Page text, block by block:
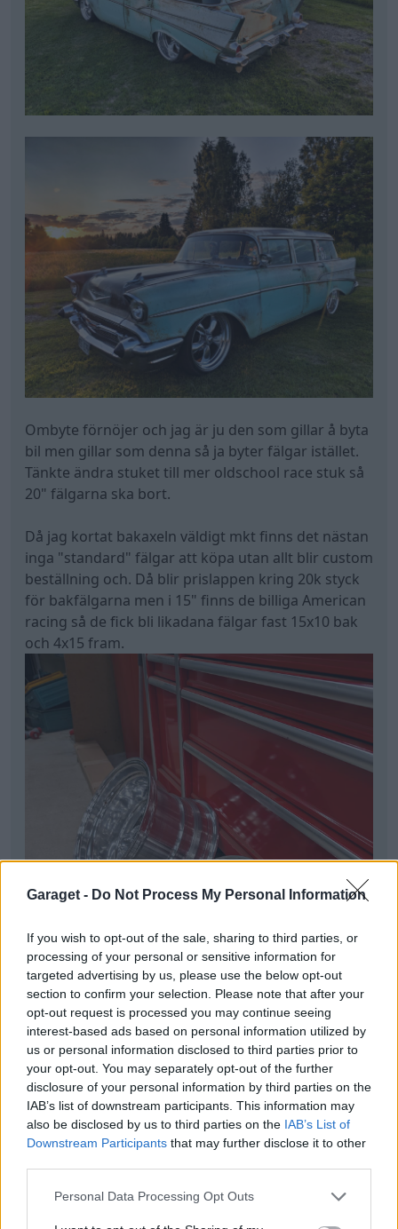
Garaget - Do Not Process My Personal Information
If you wish to opt-out of the sale, sharing to third parties, or
processing of your personal or sensitive information for
targeted advertising by us, please use the below opt-out
section to confirm your selection. Please note that after your
opt-out request is processed you may continue seeing
interest-based ads based on personal information utilized by
us or personal information disclosed to third parties prior to
your opt-out. You may separately opt-out of the further
disclosure of your personal information by third parties on the
IAB’s list of downstream participants. This information may
also be disclosed by us to third parties on the IAB’s List of
Downstream Participants that may further disclose it to other
Personal Data Processing Opt Outs
Ombyte förnöjer och jag är ju den som gillar å byta
bil men gillar som denna så ja byter fälgar istället.
Tänkte ändra stuket till mer oldschool race stuk så
20" fälgarna ska bort.
Då jag kortat bakaxeln väldigt mkt finns det nästan
inga "standard" fälgar att köpa utan allt blir custom
beställning och. Då blir prislappen kring 20k styck
för bakfälgarna men i 15" finns de billiga American
racing så de fick bli likadana fälgar fast 15x10 bak
och 4x15 fram.